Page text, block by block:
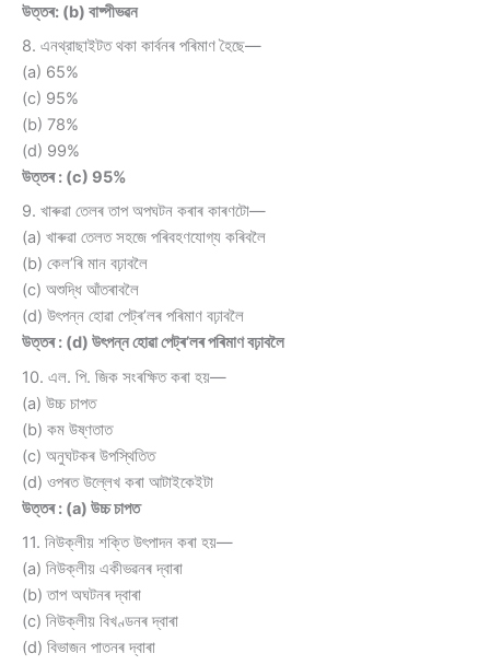
উত্তৰ: (b) বাষ্পীভৱন
8. এনথ্রাছাইটত থকা কাৰ্বনৰ পৰিমাণ হৈছে—
(a) 65%
(c) 95%
(b) 78%
(d) 99%
উত্তৰ : (c) 95%
9. খাৰুৱা তেলৰ তাপ অপঘটন কৰাৰ কাৰণটো—
(a) খাৰুৱা তেলত সহজে পৰিবহণযোগ্য কৰিবলৈ
(b) কেল’ৰি মান বঢ়াবলৈ
(c) অশুদ্ধি আঁতৰাবলৈ
(d) উৎপন্ন হোৱা পেট্ৰ’লৰ পৰিমাণ বঢ়াবলৈ
উত্তৰ : (d) উৎপন্ন হোৱা পেট্ৰ’লৰ পৰিমাণ বঢ়াবলৈ
10. এল. পি. জিক সংৰক্ষিত কৰা হয়—
(a) উচ্চ চাপত
(b) কম উষ্ণতাত
(c) অনুঘটকৰ উপস্থিতিত
(d) ওপৰত উল্লেখ কৰা আটাইকেইটা
উত্তৰ : (a) উচ্চ চাপত
11. নিউক্লীয় শক্তি উৎপাদন কৰা হয়—
(a) নিউক্লীয় একীভৱনৰ দ্বাৰা
(b) তাপ অঘটনৰ দ্বাৰা
(c) নিউক্লীয় বিখণ্ডনৰ দ্বাৰা
(d) বিভাজন পাতনৰ দ্বাৰা